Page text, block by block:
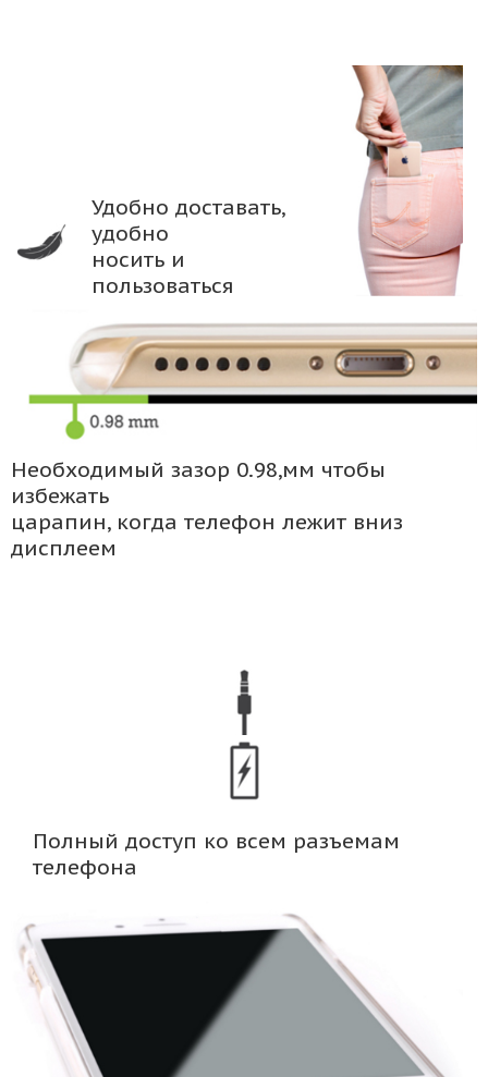
Удобно доставать,
удобно
носить и
пользоваться
Необходимый зазор 0.98,мм чтобы
избежать
царапин, когда телефон лежит вниз
дисплеем
Полный доступ ко всем разъемам
телефона